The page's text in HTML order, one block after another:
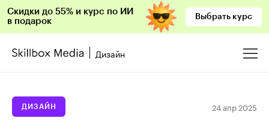
Скидки до 55% и курс по ИИ
в подарок
Выбрать курс
Дизайн
ДИЗАЙН 24 апр 2025